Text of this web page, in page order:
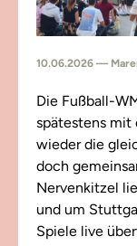
10.06.2026 —
Die Fußball-
spätestens mit
wieder die
doch
Nervenkitzel
und um
Spiele live